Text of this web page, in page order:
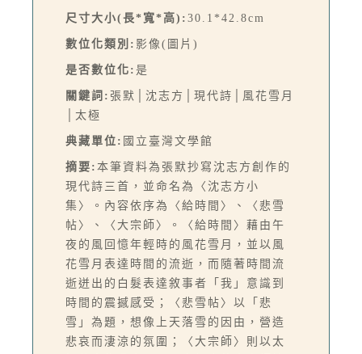
尺寸大小(長*寬*高): 30.1*42.8cm
數位化類別: 影像(圖片)
是否數位化: 是
關鍵詞: 張默│沈志方│現代詩│風花雪月
│太極
典藏單位: 國立臺灣文學館
摘要: 本筆資料為張默抄寫沈志方創作的
現代詩三首，並命名為〈沈志方小
集〉。內容依序為〈給時間〉、〈悲雪
帖〉、〈大宗師〉。〈給時間〉藉由午
夜的風回憶年輕時的風花雪月，並以風
花雪月表達時間的流逝，而隨著時間流
逝迸出的白髮表達敘事者「我」意識到
時間的震撼感受；〈悲雪帖〉以「悲
雪」為題，想像上天落雪的因由，營造
悲哀而淒涼的氛圍；〈大宗師〉則以太